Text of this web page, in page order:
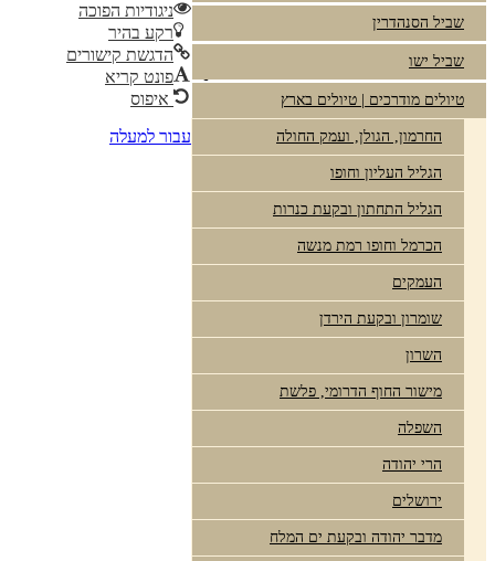
שביל הסנהדרין
שביל ישו
טיולים מודרכים | טיולים בארץ
החרמון, הגולן, ועמק החולה
הגליל העליון וחופו
הגליל התחתון ובקעת כנרות
הכרמל וחופו רמת מנשה
העמקים
שומרון ובקעת הירדן
השרון
מישור החוף הדרומי, פלשת
השפלה
הרי יהודה
ירושלים
מדבר יהודה ובקעת ים המלח
ניגודיות הפוכה
רקע בהיר
הדגשת קישורים
פונט קריא
איפוס
עבור למעלה